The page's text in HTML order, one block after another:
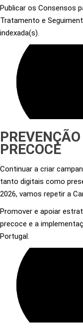
Publicar os Consensos
Tratamento e
indexada(s).
PRECOCE
Continuar a criar
tanto digitais como
2026, vamos repetir a
Promover e apoiar
precoce e a
Portugal.